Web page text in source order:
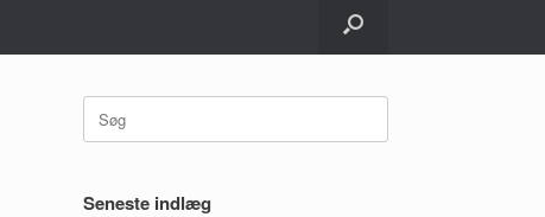
Søg
efter:
Seneste indlæg